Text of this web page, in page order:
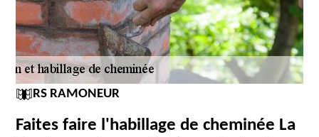
RS RAMONEUR
Faites faire l'habillage de cheminée La